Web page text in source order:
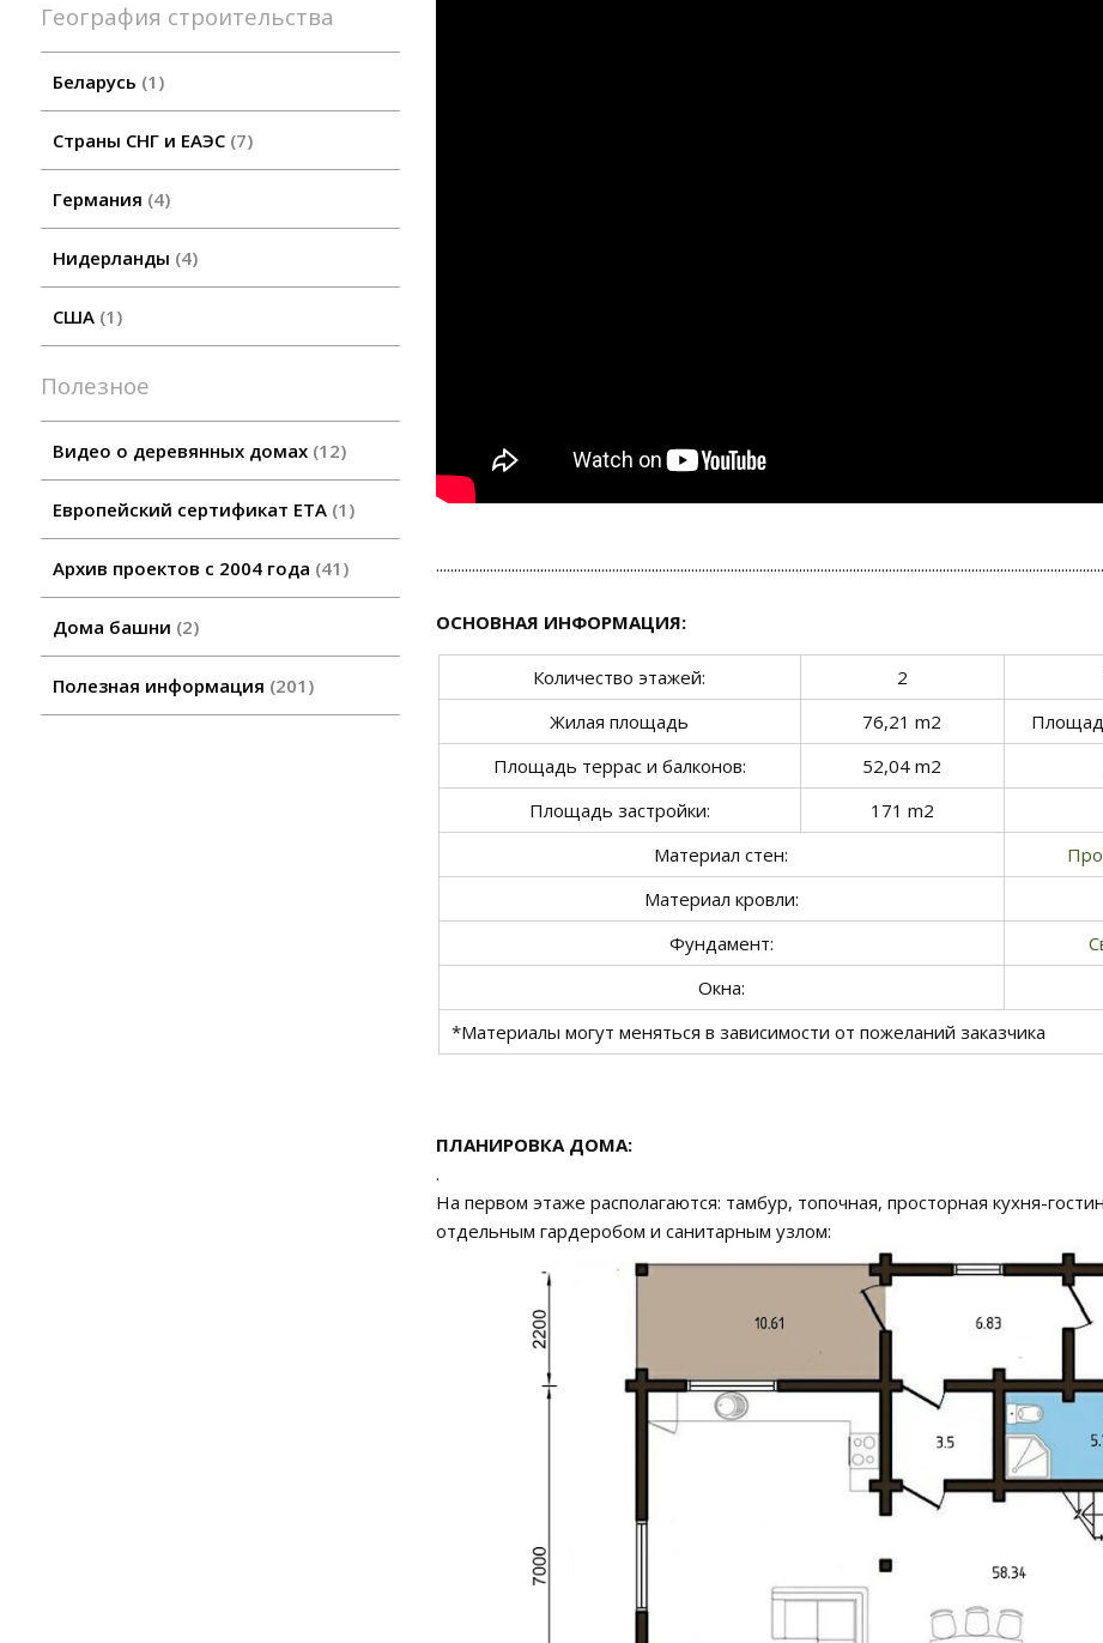
География строительства
Беларусь 1
Страны СНГ и ЕАЭС 7
Германия 4
Нидерланды 4
США 1
Полезное
Видео о деревянных домах 12
Европейский сертификат ETA 1
Архив проектов с 2004 года 41
Дома башни 2
Полезная информация 201
ОСНОВНАЯ ИНФОРМАЦИЯ:
Количество этажей: 2
Жилая площадь
76,21 m2
Площадь террас и балконов:
52,04 m2
Площадь застройки:
171 m2
Материал стен:
Материал кровли:
Фундамент:
Окна:
*Материалы могут меняться в зависимости от пожеланий заказчика
ПЛАНИРОВКА ДОМА:
.
На первом этаже располагаются: тамбур, топочная, просторная кухня-
отдельным гардеробом и санитарным узлом: